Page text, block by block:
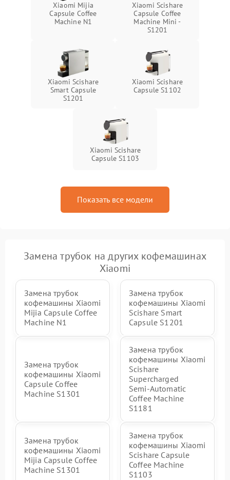
Xiaomi Mijia
Capsule Coffee
Machine N1
Xiaomi Scishare
Capsule Coffee
Machine Mini -
S1201
Xiaomi Scishare
Smart Capsule
S1201
Xiaomi Scishare
Capsule S1102
Xiaomi Scishare
Capsule S1103
Показать все модели
Замена трубок на других кофемашинах
Xiaomi
Замена трубок
кофемашины Xiaomi
Mijia Capsule Coffee
Machine N1
Замена трубок
кофемашины Xiaomi
Scishare Smart
Capsule S1201
Замена трубок
кофемашины Xiaomi
Capsule Coffee
Machine S1301
Замена трубок
кофемашины Xiaomi
Scishare
Supercharged
Semi‑Automatic
Coffee Machine
S1181
Замена трубок
кофемашины Xiaomi
Mijia Capsule Coffee
Machine S1301
Замена трубок
кофемашины Xiaomi
Scishare Capsule
Coffee Machine
S1103